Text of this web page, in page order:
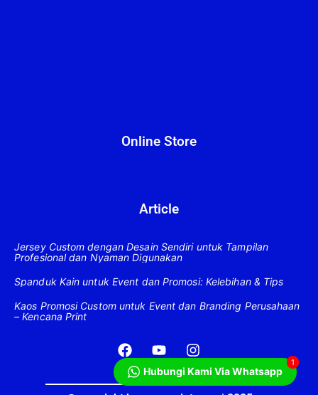
Online Store
Article
Jersey Custom dengan Desain Sendiri untuk Tampilan
Profesional dan Nyaman Digunakan
Spanduk Kain untuk Event dan Promosi: Kelebihan & Tips
Kaos Promosi Custom untuk Event dan Branding Perusahaan
– Kencana Print
F
a
c
e
Y
o
u
t
I
n
s
t
Hubungi Kami Via Whatsapp
1